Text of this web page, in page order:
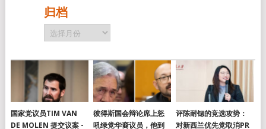
归档
归
档
国家党议员TIM VAN
DE MOLEN 提交议案 -
彼得斯国会辩论席上怒
吼绿党华裔议员，他到
评陈耐锶的竞选攻势：
对新西兰优先党取消PR